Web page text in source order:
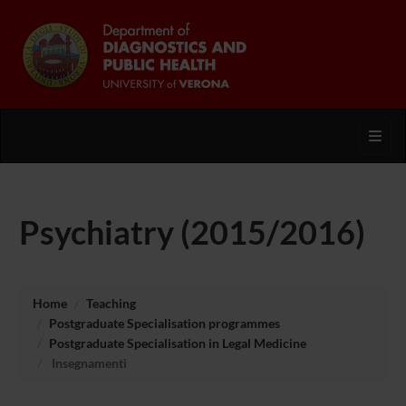
Psychiatry (2015/2016)
Home
Teaching
Postgraduate Specialisation programmes
Postgraduate Specialisation in Legal Medicine
Insegnamenti